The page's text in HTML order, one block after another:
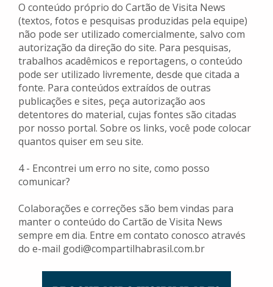
O conteúdo próprio do Cartão de Visita News
(textos, fotos e pesquisas produzidas pela equipe)
não pode ser utilizado comercialmente, salvo com
autorização da direção do site. Para pesquisas,
trabalhos acadêmicos e reportagens, o conteúdo
pode ser utilizado livremente, desde que citada a
fonte. Para conteúdos extraídos de outras
publicações e sites, peça autorização aos
detentores do material, cujas fontes são citadas
por nosso portal. Sobre os links, você pode colocar
quantos quiser em seu site.
4 - Encontrei um erro no site, como posso
comunicar?
Colaborações e correções são bem vindas para
manter o conteúdo do Cartão de Visita News
sempre em dia. Entre em contato conosco através
do e-mail godi@compartilhabrasil.com.br